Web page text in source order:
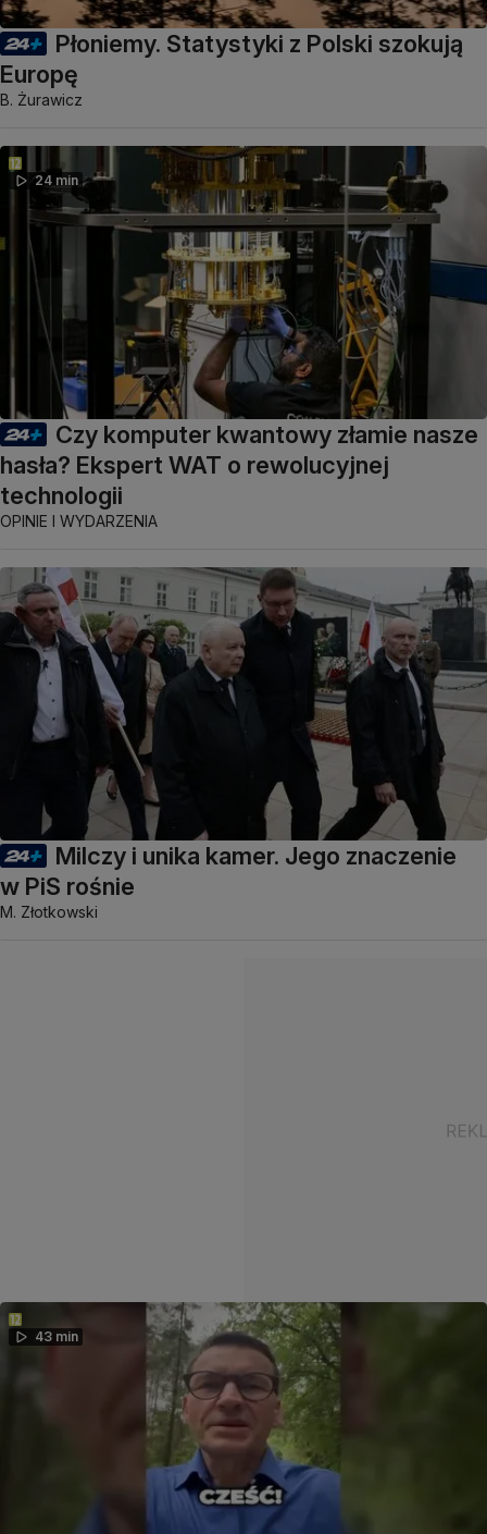
Płoniemy. Statystyki z Polski szokują
Europę
B. Żurawicz
24 min
Czy komputer kwantowy złamie nasze
hasła? Ekspert WAT o rewolucyjnej
technologii
OPINIE I WYDARZENIA
Milczy i unika kamer. Jego znaczenie
w PiS rośnie
M. Złotkowski
43 min